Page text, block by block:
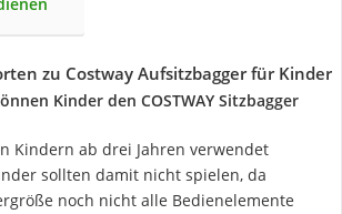
zu Costway Aufsitzbagger für Kinder
Kinder den COSTWAY Sitzbagger
Kindern ab drei Jahren verwendet
sollten damit nicht spielen, da
noch nicht alle Bedienelemente